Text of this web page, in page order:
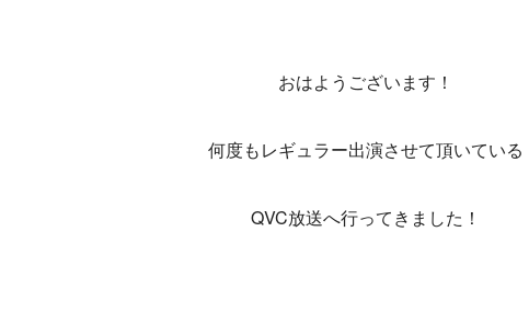
おはようございます！
何度もレギュラー出演させて頂いている
QVC放送へ行ってきました！